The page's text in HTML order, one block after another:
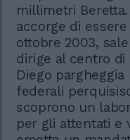
millimetri Beretta.
accorge di
ottobre 2003,
dirige al centro di
Diego
federali
scoprono un
per gli attentati e